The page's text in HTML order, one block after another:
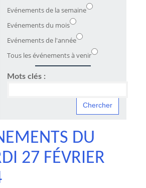
Evénements de la semaine
Evénements du mois
Evénements de l'année
Tous les événements à venir
Mots clés :
DU
27 FÉVRIER